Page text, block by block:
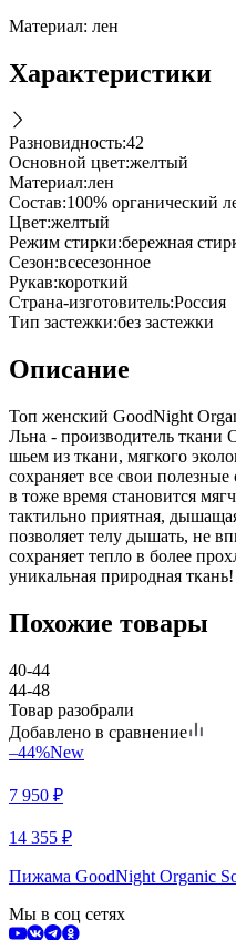
Материал: лен
Характеристики
Разновидность:42
Основной цвет:желтый
Материал:лен
Состав:100% органический
Цвет:желтый
Режим стирки:бережная
Cезон:всесезонное
Рукав:короткий
Страна-изготовитель:Россия
Тип застежки:без застежки
Описание
Топ женский GoodNight
Льна - производитель
шьем из ткани, мягкого
сохраняет все свои полезные
в тоже время становится
тактильно приятная,
позволяет телу дышать, не
сохраняет тепло в более
уникальная природная ткань!
Похожие товары
40-44
44-48
Товар разобрали
Добавлено в сравнение
–44%New
7 950 ₽
14 355 ₽
Пижама GoodNight Organic
Мы в соц сетях